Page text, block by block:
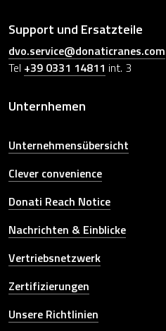
Support und Ersatzteile
dvo.service@donaticranes.com
Tel +39 0331 14811 int. 3
Unternhemen
Unternehmensübersicht
Clever convenience
Donati Reach Notice
Nachrichten & Einblicke
Vertriebsnetzwerk
Zertifizierungen
Unsere Richtlinien